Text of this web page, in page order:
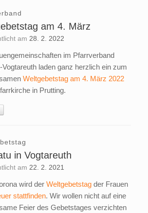
am 4. März
am 28. 2. 2022
im Pfarrverband
Vogtareuth laden ganz herzlich ein zum
Weltgebetstag am 4. März 2022
in Prutting.
in Vogtareuth
am 22. 2. 2021
wird der Weltgebetstagder Frauen
stattfinden. Wir wollen nicht auf eine
Feier des Gebetstages verzichten